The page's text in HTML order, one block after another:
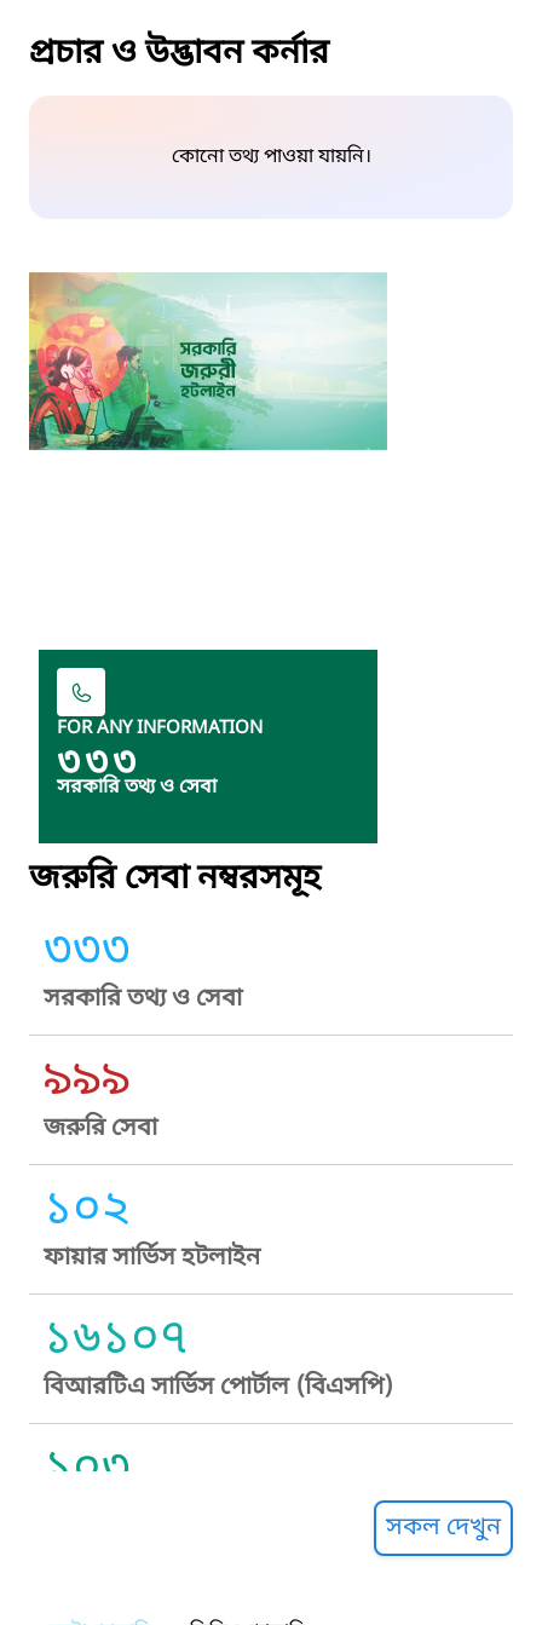
প্রচার ও উদ্ভাবন কর্নার
কোনো তথ্য পাওয়া যায়নি।
FOR ANY INFORMATION
৩৩৩
সরকারি তথ্য ও সেবা
জরুরি সেবা নম্বরসমূহ
৩৩৩
সরকারি তথ্য ও সেবা
৯৯৯
জরুরি সেবা
১০২
ফায়ার সার্ভিস হটলাইন
১৬১০৭
বিআরটিএ সার্ভিস পোর্টাল (বিএসপি)
১০৩
সকল দেখুন